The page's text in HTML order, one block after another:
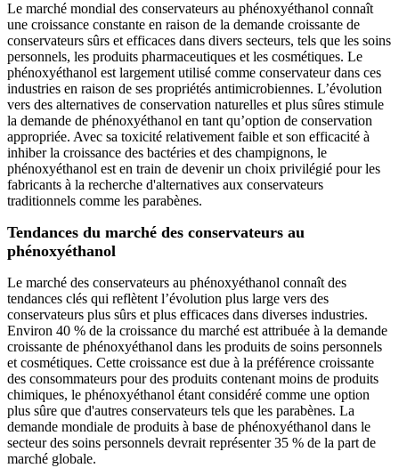
Le marché mondial des conservateurs au phénoxyéthanol connaît
une croissance constante en raison de la demande croissante de
conservateurs sûrs et efficaces dans divers secteurs, tels que les soins
personnels, les produits pharmaceutiques et les cosmétiques. Le
phénoxyéthanol est largement utilisé comme conservateur dans ces
industries en raison de ses propriétés antimicrobiennes. L’évolution
vers des alternatives de conservation naturelles et plus sûres stimule
la demande de phénoxyéthanol en tant qu’option de conservation
appropriée. Avec sa toxicité relativement faible et son efficacité à
inhiber la croissance des bactéries et des champignons, le
phénoxyéthanol est en train de devenir un choix privilégié pour les
fabricants à la recherche d'alternatives aux conservateurs
traditionnels comme les parabènes.
Tendances du marché des conservateurs au
phénoxyéthanol
Le marché des conservateurs au phénoxyéthanol connaît des
tendances clés qui reflètent l’évolution plus large vers des
conservateurs plus sûrs et plus efficaces dans diverses industries.
Environ 40 % de la croissance du marché est attribuée à la demande
croissante de phénoxyéthanol dans les produits de soins personnels
et cosmétiques. Cette croissance est due à la préférence croissante
des consommateurs pour des produits contenant moins de produits
chimiques, le phénoxyéthanol étant considéré comme une option
plus sûre que d'autres conservateurs tels que les parabènes. La
demande mondiale de produits à base de phénoxyéthanol dans le
secteur des soins personnels devrait représenter 35 % de la part de
marché globale.